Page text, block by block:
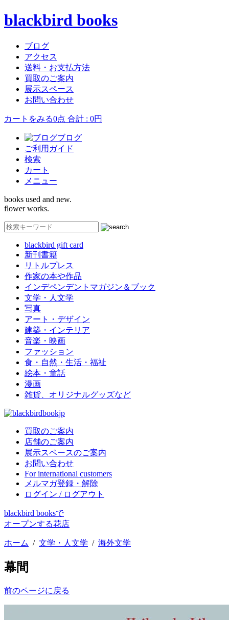
blackbird books
ブログ
アクセス
送料・お支払方法
買取のご案内
展示スペース
お問い合わせ
カートをみる0点 合計 : 0円
ブログ
ご利用ガイド
検索
カート
メニュー
books used and new.
flower works.
blackbird gift card
新刊書籍
リトルプレス
作家の本や作品
インデペンデントマガジン＆ブック
文学・人文学
写真
アート・デザイン
建築・インテリア
音楽・映画
ファッション
食・自然・生活・福祉
絵本・童話
漫画
雑貨、オリジナルグッズなど
買取のご案内
店舗のご案内
展示スペースのご案内
お問い合わせ
For international customers
メルマガ登録・解除
ログイン / ログアウト
blackbird booksで
オープンする花店
ホーム / 文学・人文学 / 海外文学
幕間
前のページに戻る